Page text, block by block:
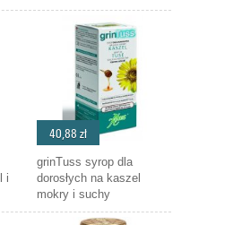
i
40,88 zł
grinTuss syrop dla
dorosłych na kaszel
mokry i suchy